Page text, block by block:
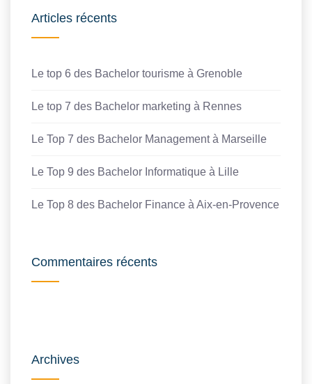
Articles récents
Le top 6 des Bachelor tourisme à Grenoble
Le top 7 des Bachelor marketing à Rennes
Le Top 7 des Bachelor Management à Marseille
Le Top 9 des Bachelor Informatique à Lille
Le Top 8 des Bachelor Finance à Aix-en-Provence
Commentaires récents
Archives